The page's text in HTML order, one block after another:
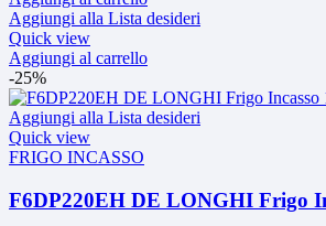
era:
399,00 €.
è:
Aggiungi alla Lista desideri
Quick view
Aggiungi al carrello
-25%
Aggiungi alla Lista desideri
Quick view
FRIGO INCASSO
F6DP220EH DE LONGHI Frigo